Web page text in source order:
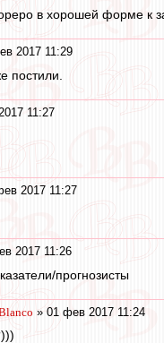
в хорошей форме к
2017 11:29
постили.
11:27
2017 11:27
2017 11:26
прогнозисты
» 01 фев 2017 11:24